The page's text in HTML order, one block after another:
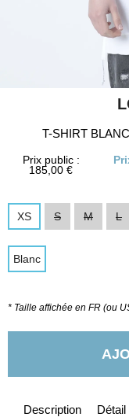
T-SHIRT
Prix public :
185,00 €
XS S M L
Blanc
* Taille affichée en FR (ou
Description